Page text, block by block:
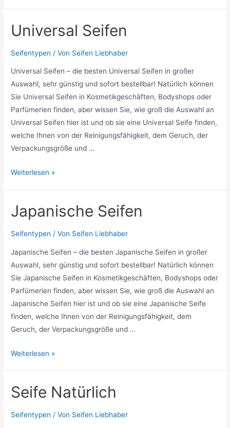
Universal Seifen
Seifentypen / Von Seifen Liebhaber
Universal Seifen – die besten Universal Seifen in großer
Auswahl, sehr günstig und sofort bestellbar! Natürlich können
Sie Universal Seifen in Kosmetikgeschäften, Bodyshops oder
Parfümerien finden, aber wissen Sie, wie groß die Auswahl an
Universal Seifen hier ist und ob sie eine Universal Seife finden,
welche Ihnen von der Reinigungsfähigkeit, dem Geruch, der
Verpackungsgröße und …
Universal
Weiterlesen »
Japanische Seifen
Seifentypen / Von Seifen Liebhaber
Japanische Seifen – die besten Japanische Seifen in großer
Auswahl, sehr günstig und sofort bestellbar! Natürlich können
Sie Japanische Seifen in Kosmetikgeschäften, Bodyshops oder
Parfümerien finden, aber wissen Sie, wie groß die Auswahl an
Japanische Seifen hier ist und ob sie eine Japanische Seife
finden, welche Ihnen von der Reinigungsfähigkeit, dem
Geruch, der Verpackungsgröße und …
Japanische
Weiterlesen »
Seife Natürlich
Seifentypen / Von Seifen Liebhaber